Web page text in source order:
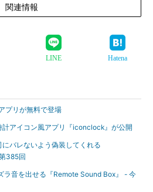
関連情報
LINE Hatena
プリが無料で登場
アイコン風アプリ『iconclock』が公開
バレないよう偽装してくれる
385回
音を出せる『Remote Sound Box』 - 今